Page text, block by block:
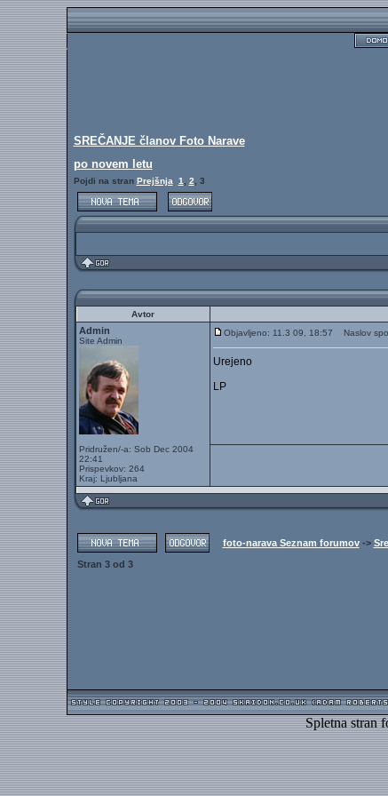
SREČANJE članov Foto Narave
po novem letu
Pojdi na stran Prejšnja 1 2 3
Avtor
Admin
Site Admin
Pridružen/-a: Sob Dec 2004
22:41
Prispevkov: 264
Kraj: Ljubljana
Objavljeno: 11.3 09, 18:57 Naslov
Urejeno
LP
foto-narava Seznam forumov->
Stran 3od 3
Spletna stran